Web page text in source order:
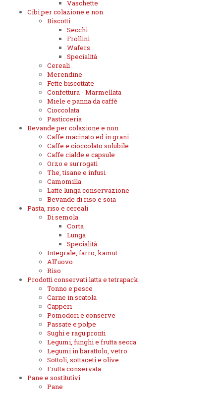
Vaschette
Cibi per colazione e non
Biscotti
Secchi
Frollini
Wafers
Specialità
Cereali
Merendine
Fette biscottate
Confettura - Marmellata
Miele e panna da caffè
Cioccolata
Pasticceria
Bevande per colazione e non
Caffe macinato ed in grani
Caffe e cioccolato solubile
Caffe cialde e capsule
Orzo e surrogati
The, tisane e infusi
Camomilla
Latte lunga conservazione
Bevande di riso e soia
Pasta, riso e cereali
Di semola
Corta
Lunga
Specialità
Integrale, farro, kamut
All'uovo
Riso
Prodotti conservati latta e tetrapack
Tonno e pesce
Carne in scatola
Capperi
Pomodori e conserve
Passate e polpe
Sughi e ragu pronti
Legumi, funghi e frutta secca
Legumi in barattolo, vetro
Sottoli, sottaceti e olive
Frutta conservata
Pane e sostitutivi
Pane